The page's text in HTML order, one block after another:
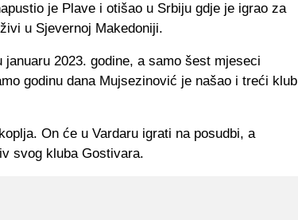
je Plave i otišao u Srbiju gdje je igrao za
u Sjevernoj Makedoniji.
2023. godine, a samo šest mjeseci
godinu dana Mujsezinović je našao i treći klub
On će u Vardaru igrati na posudbi, a
svog kluba Gostivara.